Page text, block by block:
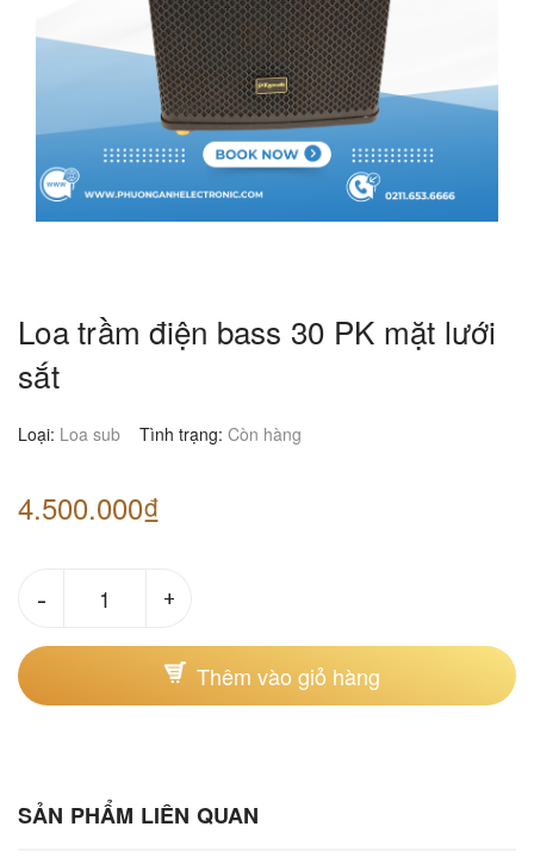
Loa trầm điện bass 30 PK mặt lưới
sắt
Loại: Loa sub Tình trạng: Còn hàng
4.500.000₫
- +
Thêm vào giỏ hàng
SẢN PHẨM LIÊN QUAN